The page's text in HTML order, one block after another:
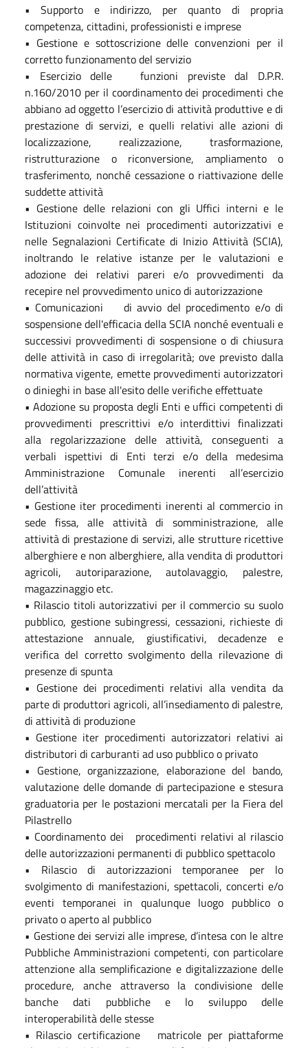
• Supporto e indirizzo, per quanto di propria
competenza, cittadini, professionisti e imprese
• Gestione e sottoscrizione delle convenzioni per il
corretto funzionamento del servizio
• Esercizio delle funzioni previste dal D.P.R.
n.160/2010 per il coordinamento dei procedimenti che
abbiano ad oggetto l’esercizio di attività produttive e di
prestazione di servizi, e quelli relativi alle azioni di
localizzazione, realizzazione, trasformazione,
ristrutturazione o riconversione, ampliamento o
trasferimento, nonché cessazione o riattivazione delle
suddette attività
• Gestione delle relazioni con gli Uffici interni e le
Istituzioni coinvolte nei procedimenti autorizzativi e
nelle Segnalazioni Certificate di Inizio Attività (SCIA),
inoltrando le relative istanze per le valutazioni e
adozione dei relativi pareri e/o provvedimenti da
recepire nel provvedimento unico di autorizzazione
• Comunicazioni di avvio del procedimento e/o di
sospensione dell'efficacia della SCIA nonché eventuali e
successivi provvedimenti di sospensione o di chiusura
delle attività in caso di irregolarità; ove previsto dalla
normativa vigente, emette provvedimenti autorizzatori
o dinieghi in base all'esito delle verifiche effettuate
• Adozione su proposta degli Enti e uffici competenti di
provvedimenti prescrittivi e/o interdittivi finalizzati
alla regolarizzazione delle attività, conseguenti a
verbali ispettivi di Enti terzi e/o della medesima
Amministrazione Comunale inerenti all’esercizio
dell’attività
• Gestione iter procedimenti inerenti al commercio in
sede fissa, alle attività di somministrazione, alle
attività di prestazione di servizi, alle strutture ricettive
alberghiere e non alberghiere, alla vendita di produttori
agricoli, autoriparazione, autolavaggio, palestre,
magazzinaggio etc.
• Rilascio titoli autorizzativi per il commercio su suolo
pubblico, gestione subingressi, cessazioni, richieste di
attestazione annuale, giustificativi, decadenze e
verifica del corretto svolgimento della rilevazione di
presenze di spunta
• Gestione dei procedimenti relativi alla vendita da
parte di produttori agricoli, all’insediamento di palestre,
di attività di produzione
• Gestione iter procedimenti autorizzatori relativi ai
distributori di carburanti ad uso pubblico o privato
• Gestione, organizzazione, elaborazione del bando,
valutazione delle domande di partecipazione e stesura
graduatoria per le postazioni mercatali per la Fiera del
Pilastrello
• Coordinamento dei procedimenti relativi al rilascio
delle autorizzazioni permanenti di pubblico spettacolo
• Rilascio di autorizzazioni temporanee per lo
svolgimento di manifestazioni, spettacoli, concerti e/o
eventi temporanei in qualunque luogo pubblico o
privato o aperto al pubblico
• Gestione dei servizi alle imprese, d’intesa con le altre
Pubbliche Amministrazioni competenti, con particolare
attenzione alla semplificazione e digitalizzazione delle
procedure, anche attraverso la condivisione delle
banche dati pubbliche e lo sviluppo delle
interoperabilità delle stesse
• Rilascio certificazione matricole per piattaforme